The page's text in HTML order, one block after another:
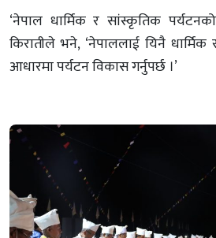
‘नेपाल धार्मिक र सांस्कृतिक पर्यटनको
किरातीले भने, ‘नेपाललाई यिनै धार्मिक
आधारमा पर्यटन विकास गर्नुपर्छ ।’